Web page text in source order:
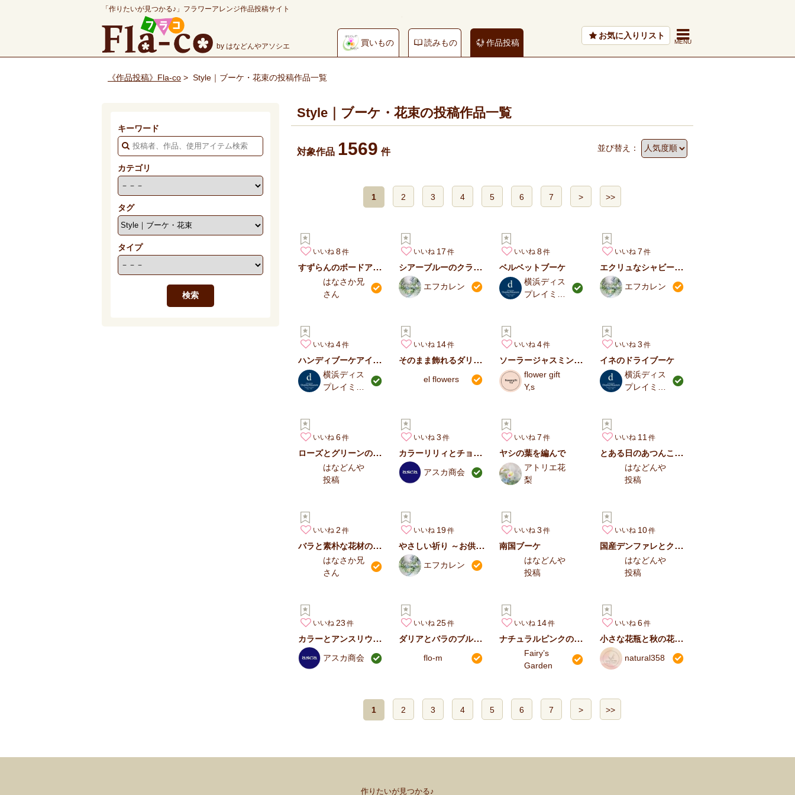
「作りたいが見つかる♪」フラワーアレンジ作品投稿サイト
by はなどんやアソシエ 買いもの 読みもの 作品投稿
お気に入りリスト
《作品投稿》Fla-co > Style｜ブーケ・花束の投稿作品一覧
Style｜ブーケ・花束の投稿作品一覧
対象作品 1569 件 並び替え：
1 2 3 4 5 6 7 > >>
いいね 8
すずらんのボードアレンジメント
はなさか兄
さん
いいね 17
シアーブルーのクラッチブーケ
エフカレン
いいね 8
ベルベットブーケ
横浜ディス
プレイミュ
いいね 7
エクリュなシャビーシックブーケ
エフカレン
いいね 4
ハンディブーケアイデア ケーキ
横浜ディス
プレイミュ
いいね 14
そのまま飾れるダリアとローズのスタンドブーケ
el flowers
いいね 4
ソーラージャスミンのお供え仏花 白/グリーン スタンディングブー…
flower gift
Y,s
いいね 3
イネのドライブーケ
横浜ディス
プレイミュ
いいね 6
ローズとグリーンのスタンディングブーケ
はなどんや
投稿
いいね 3
カラーリリィとチョコレートコスモスのブーケ
アスカ商会
いいね 7
ヤシの葉を編んで
アトリエ花
梨
いいね 11
とある日のあつんこMIXでシャンペトルブーケ2
はなどんや
投稿
いいね 2
バラと素朴な花材のスワッグブーケ
はなさか兄
さん
いいね 19
やさしい祈り ～お供えブーケ～
エフカレン
いいね 3
南国ブーケ
はなどんや
投稿
いいね 10
国産デンファレとクルクマ夏のあしらい
はなどんや
投稿
いいね 23
カラーとアンスリウムのクラッチブーケ
アスカ商会
いいね 25
ダリアとバラのブルーブーケ
flo-m
いいね 14
ナチュラルピンクのウェディングブーケ
Fairy’s
Garden
いいね 6
小さな花瓶と秋の花セット
natural358
1 2 3 4 5 6 7 > >>
キーワード
カテゴリ
タグ
タイプ
作りたいが見つかる♪